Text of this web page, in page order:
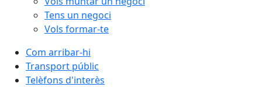
Tens un negoci
Vols formar-te
Com arribar-hi
Transport públic
Telèfons d'interès